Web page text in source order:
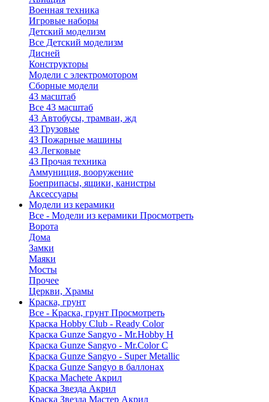
Военная техника
Игровые наборы
Детский моделизм
Все Детский моделизм
Дисней
Конструкторы
Модели с электромотором
Сборные модели
43 масштаб
Все 43 масштаб
43 Автобусы, трамваи, жд
43 Грузовые
43 Пожарные машины
43 Легковые
43 Прочая техника
Аммуниция, вооружение
Боеприпасы, ящики, канистры
Аксессуары
Модели из керамики
Все - Модели из керамики Просмотреть
Ворота
Дома
Замки
Маяки
Мосты
Прочее
Церкви, Храмы
Краска, грунт
Все - Краска, грунт Просмотреть
Краска Hobby Club - Ready Color
Краска Gunze Sangyo - Mr.Hobby H
Краска Gunze Sangyo - Mr.Color C
Краска Gunze Sangyo - Super Metallic
Краска Gunze Sangyo в баллонах
Краска Machete Акрил
Краска Звезда Акрил
Краска Звезда Мастер Акрил